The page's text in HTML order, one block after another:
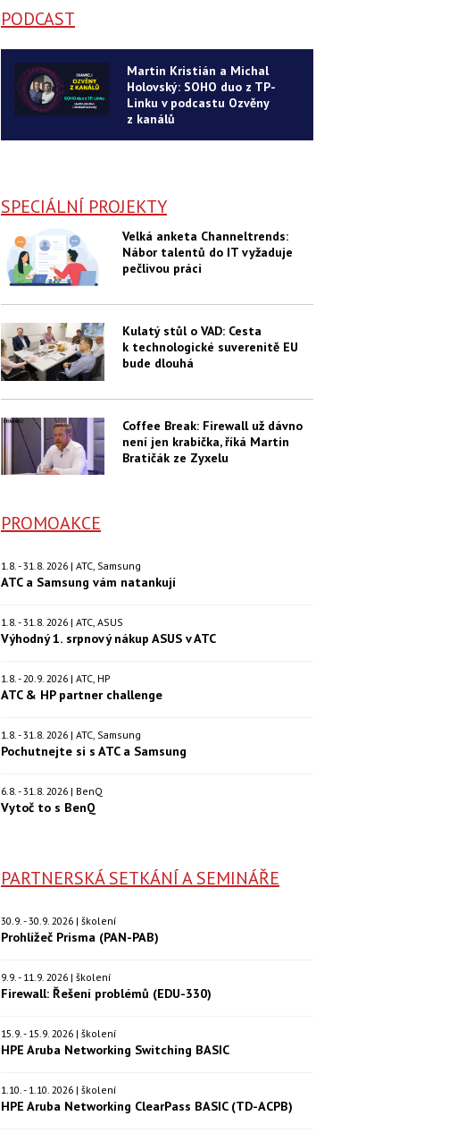
PODCAST
Martin Kristián a Michal
Holovský: SOHO duo z TP-
Linku v podcastu Ozvěny
z kanálů
SPECIÁLNÍ PROJEKTY
Velká anketa Channeltrends:
Nábor talentů do IT vyžaduje
pečlivou práci
Kulatý stůl o VAD: Cesta
k technologické suverenitě EU
bude dlouhá
Coffee Break: Firewall už dávno
není jen krabička, říká Martin
Bratičák ze Zyxelu
PROMOAKCE
1.8. - 31.8. 2026 | ATC, Samsung
ATC a Samsung vám natankují
1.8. - 31.8. 2026 | ATC, ASUS
Výhodný 1. srpnový nákup ASUS v ATC
1.8. - 20.9. 2026 | ATC, HP
ATC & HP partner challenge
1.8. - 31.8. 2026 | ATC, Samsung
Pochutnejte si s ATC a Samsung
6.8. - 31.8. 2026 | BenQ
Vytoč to s BenQ
PARTNERSKÁ SETKÁNÍ A SEMINÁŘE
30.9. - 30.9. 2026 | školení
Prohlížeč Prisma (PAN-PAB)
9.9. - 11.9. 2026 | školení
Firewall: Řešení problémů (EDU-330)
15.9. - 15.9. 2026 | školení
HPE Aruba Networking Switching BASIC
1.10. - 1.10. 2026 | školení
HPE Aruba Networking ClearPass BASIC (TD-ACPB)